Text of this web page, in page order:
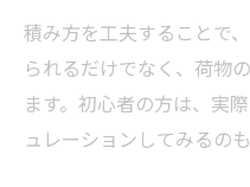
積み方を工夫することで
られるだけでなく、荷物
ます。初心者の方は、実
ュレーションしてみるの